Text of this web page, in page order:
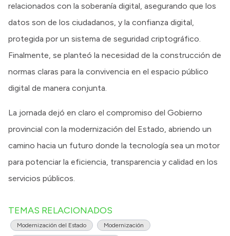
relacionados con la soberanía digital, asegurando que los
datos son de los ciudadanos, y la confianza digital,
protegida por un sistema de seguridad criptográfico.
Finalmente, se planteó la necesidad de la construcción de
normas claras para la convivencia en el espacio público
digital de manera conjunta.
La jornada dejó en claro el compromiso del Gobierno
provincial con la modernización del Estado, abriendo un
camino hacia un futuro donde la tecnología sea un motor
para potenciar la eficiencia, transparencia y calidad en los
servicios públicos.
TEMAS RELACIONADOS
Modernización del Estado Modernización